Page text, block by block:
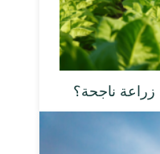
ناجحة؟